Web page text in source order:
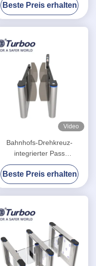
Beste Preis erhalten
Video
Bahnhofs-Drehkreuz-
integrierter Pass
Identifikations-Leser AB
Door der doppelten
Überprüfung
Beste Preis erhalten